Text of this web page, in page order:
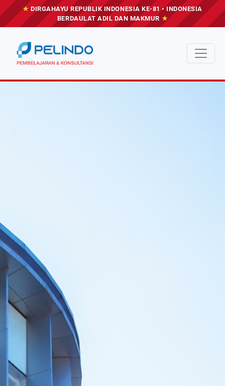
★ DIRGAHAYU REPUBLIK INDONESIA KE-81 • INDONESIA
BERDAULAT ADIL DAN MAKMUR ★